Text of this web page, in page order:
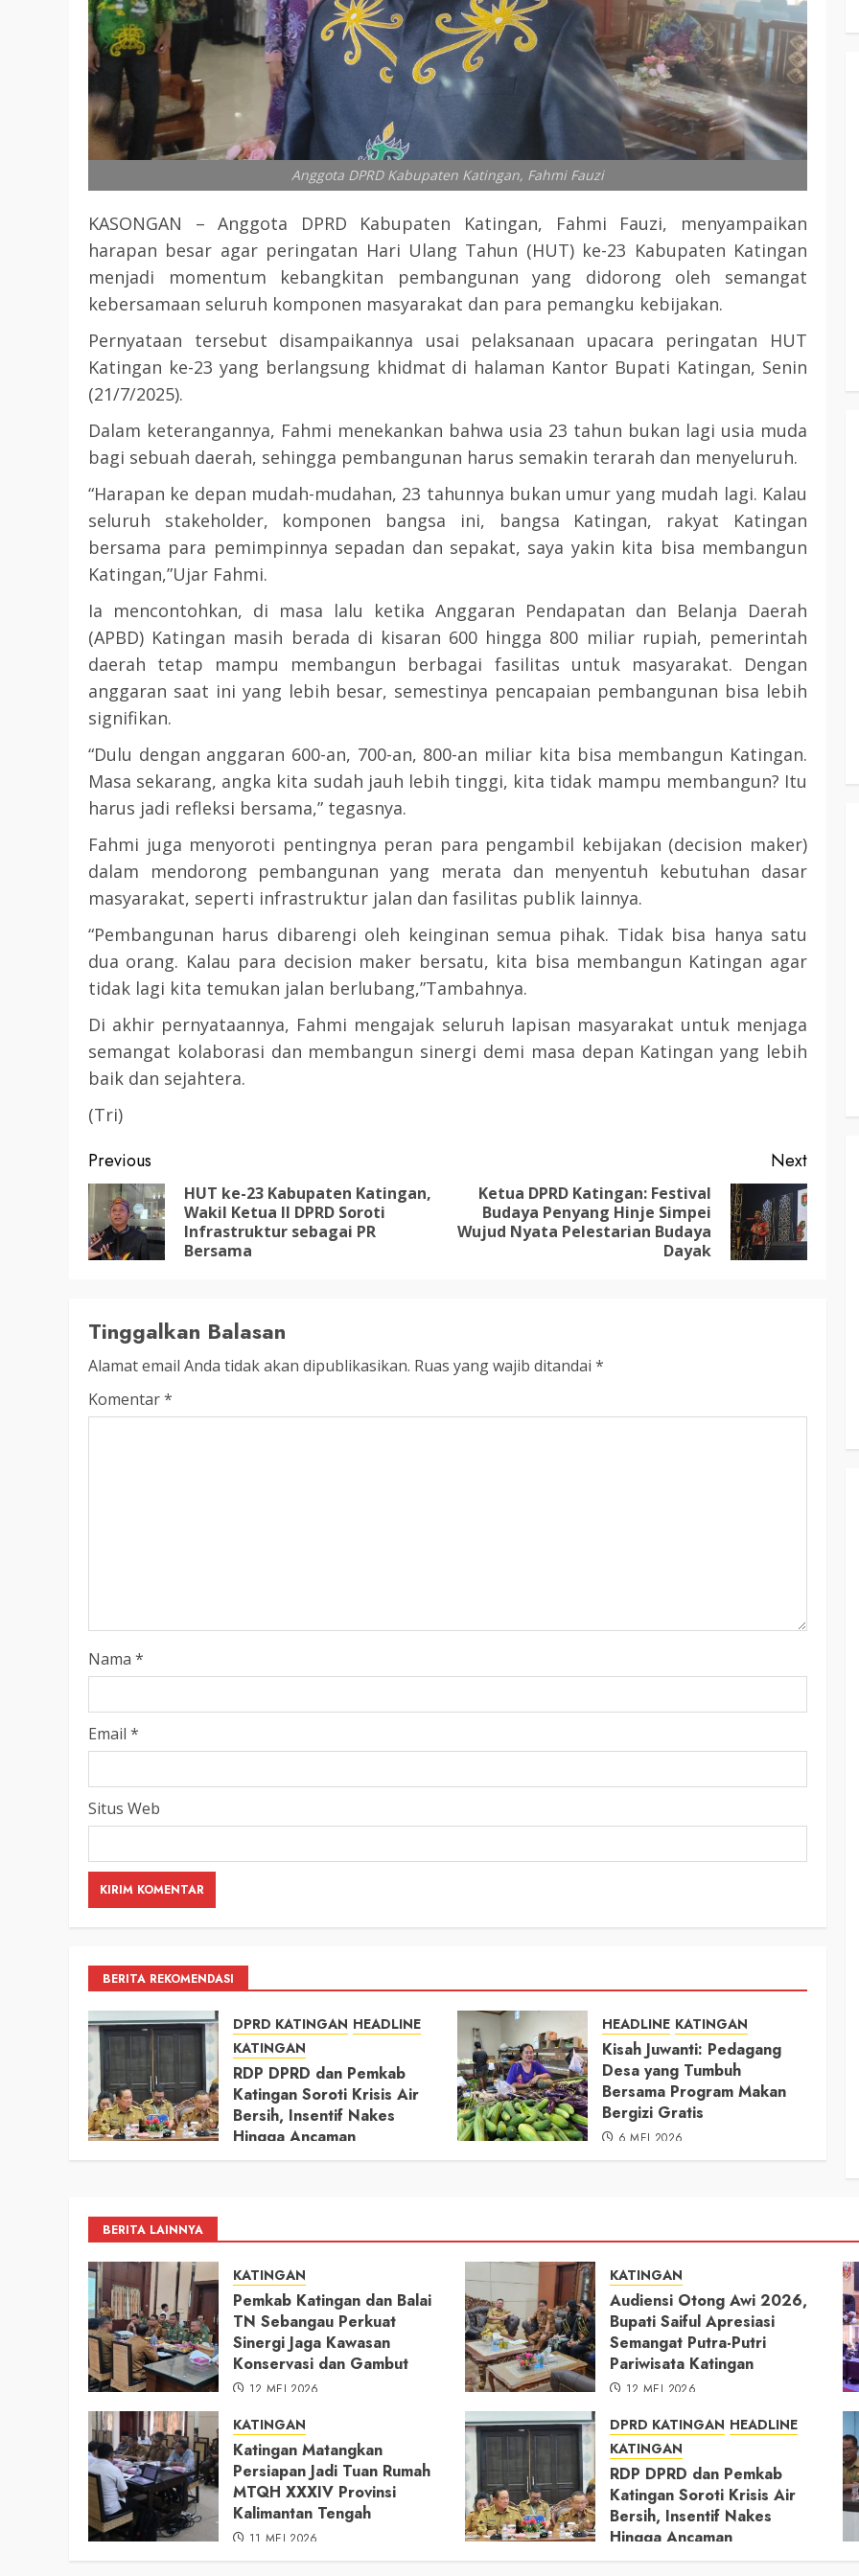
Anggota DPRD Kabupaten Katingan, Fahmi Fauzi
KASONGAN – Anggota DPRD Kabupaten Katingan, Fahmi Fauzi, menyampaikan
harapan besar agar peringatan Hari Ulang Tahun (HUT) ke-23 Kabupaten Katingan
menjadi momentum kebangkitan pembangunan yang didorong oleh semangat
kebersamaan seluruh komponen masyarakat dan para pemangku kebijakan.
Pernyataan tersebut disampaikannya usai pelaksanaan upacara peringatan HUT
Katingan ke-23 yang berlangsung khidmat di halaman Kantor Bupati Katingan, Senin
(21/7/2025).
Dalam keterangannya, Fahmi menekankan bahwa usia 23 tahun bukan lagi usia muda
bagi sebuah daerah, sehingga pembangunan harus semakin terarah dan menyeluruh.
“Harapan ke depan mudah-mudahan, 23 tahunnya bukan umur yang mudah lagi. Kalau
seluruh stakeholder, komponen bangsa ini, bangsa Katingan, rakyat Katingan
bersama para pemimpinnya sepadan dan sepakat, saya yakin kita bisa membangun
Katingan,”Ujar Fahmi.
Ia mencontohkan, di masa lalu ketika Anggaran Pendapatan dan Belanja Daerah
(APBD) Katingan masih berada di kisaran 600 hingga 800 miliar rupiah, pemerintah
daerah tetap mampu membangun berbagai fasilitas untuk masyarakat. Dengan
anggaran saat ini yang lebih besar, semestinya pencapaian pembangunan bisa lebih
signifikan.
“Dulu dengan anggaran 600-an, 700-an, 800-an miliar kita bisa membangun Katingan.
Masa sekarang, angka kita sudah jauh lebih tinggi, kita tidak mampu membangun? Itu
harus jadi refleksi bersama,” tegasnya.
Fahmi juga menyoroti pentingnya peran para pengambil kebijakan (decision maker)
dalam mendorong pembangunan yang merata dan menyentuh kebutuhan dasar
masyarakat, seperti infrastruktur jalan dan fasilitas publik lainnya.
“Pembangunan harus dibarengi oleh keinginan semua pihak. Tidak bisa hanya satu
dua orang. Kalau para decision maker bersatu, kita bisa membangun Katingan agar
tidak lagi kita temukan jalan berlubang,”Tambahnya.
Di akhir pernyataannya, Fahmi mengajak seluruh lapisan masyarakat untuk menjaga
semangat kolaborasi dan membangun sinergi demi masa depan Katingan yang lebih
baik dan sejahtera.
(Tri)
Post
navigation
Previous
Previous
post:
HUT ke-23 Kabupaten Katingan,
Wakil Ketua II DPRD Soroti
Infrastruktur sebagai PR
Bersama
Next
Next
post:
Ketua DPRD Katingan: Festival
Budaya Penyang Hinje Simpei
Wujud Nyata Pelestarian Budaya
Dayak
Tinggalkan Balasan
Alamat email Anda tidak akan dipublikasikan. Ruas yang wajib ditandai *
Komentar*
Nama *
Email *
Situs Web
BERITA REKOMENDASI
DPRD KATINGAN HEADLINE
KATINGAN
RDP DPRD dan Pemkab
Katingan Soroti Krisis Air
Bersih, Insentif Nakes
Hingga Ancaman
Pencemaran Sungai
HEADLINE KATINGAN
Kisah Juwanti: Pedagang
Desa yang Tumbuh
Bersama Program Makan
Bergizi Gratis
6 MEI 2026
3 min read
DPRD KATINGAN
HEADLINE
KATINGAN
RDP DPRD dan Pemkab Katingan
Soroti Krisis Air Bersih, Insentif
Nakes Hingga Ancaman
Pencemaran Sungai
TRIOKTA
3 min read
KATINGAN
Sebangau Perkuat Sinergi Jaga
Kawasan Konservasi dan Gambut
2 min read
DPRD KATINGAN
Ribuan Warga Katingan Padati
Parlemen dengan Jalan Sehat
3 min read
DPRD KATINGAN
HEADLINE
Pencemaran Sungai
BERITA LAINNYA
KATINGAN
Pemkab Katingan dan Balai
TN Sebangau Perkuat
Sinergi Jaga Kawasan
Konservasi dan Gambut
12 MEI 2026
KATINGAN
Audiensi Otong Awi 2026,
Bupati Saiful Apresiasi
Semangat Putra-Putri
Pariwisata Katingan
12 MEI 2026
KATINGAN
Katingan Matangkan
Persiapan Jadi Tuan Rumah
MTQH XXXIV Provinsi
Kalimantan Tengah
11 MEI 2026
DPRD KATINGAN HEADLINE
KATINGAN
RDP DPRD dan Pemkab
Katingan Soroti Krisis Air
Bersih, Insentif Nakes
Hingga Ancaman
Pencemaran Sungai